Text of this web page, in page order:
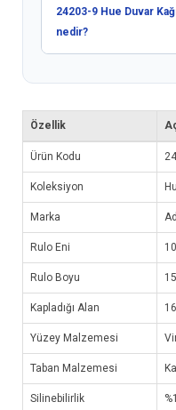
24203-9 Hue Duvar
nedir?
Özellik
Ürün Kodu
Koleksiyon
Marka
Rulo Eni
Rulo Boyu
Kapladığı Alan
Yüzey Malzemesi
Taban Malzemesi
Silinebilirlik